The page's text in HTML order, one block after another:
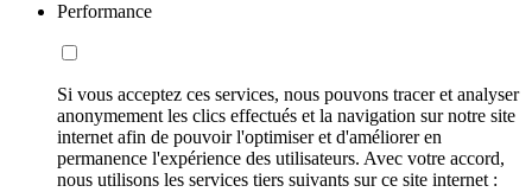
Performance
Si vous acceptez ces services, nous pouvons tracer et analyser
anonymement les clics effectués et la navigation sur notre site
internet afin de pouvoir l'optimiser et d'améliorer en
permanence l'expérience des utilisateurs. Avec votre accord,
nous utilisons les services tiers suivants sur ce site internet :